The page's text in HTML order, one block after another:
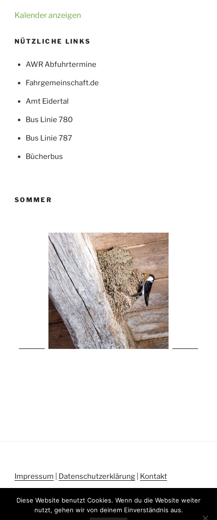
Kalender anzeigen
NÜTZLICHE LINKS
AWR Abfuhrtermine
Fahrgemeinschaft.de
Amt Eidertal
Bus Linie 780
Bus Linie 787
Bücherbus
SOMMER
Impressum Datenschutzerklärung Kontakt
Diese Website benutzt Cookies. Wenn du die Website weiter
nutzt, gehen wir von deinem Einverständnis aus.